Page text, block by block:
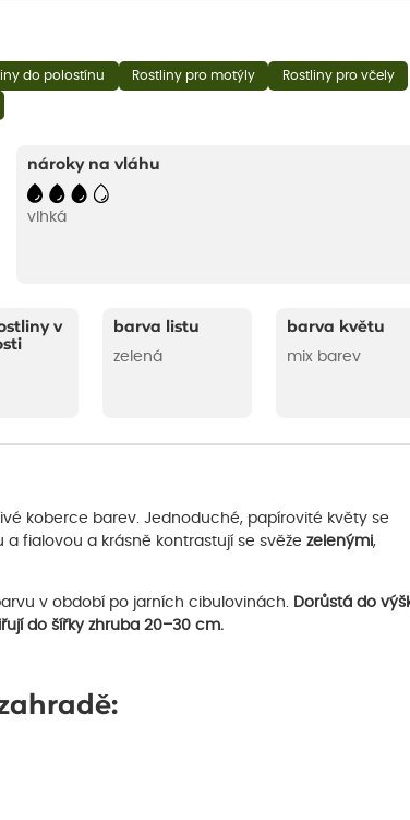
do polostínu Rostliny pro motýly Rostliny pro včely
nároky na vláhu
vlhká
v
barva listu
zelená
barva květu
mix barev
koberce barev. Jednoduché, papírovité květy se
fialovou a krásně kontrastují se svěže zelenými,
v období po jarních cibulovinách. Dorůstá do
do šířky zhruba 20–30 cm.